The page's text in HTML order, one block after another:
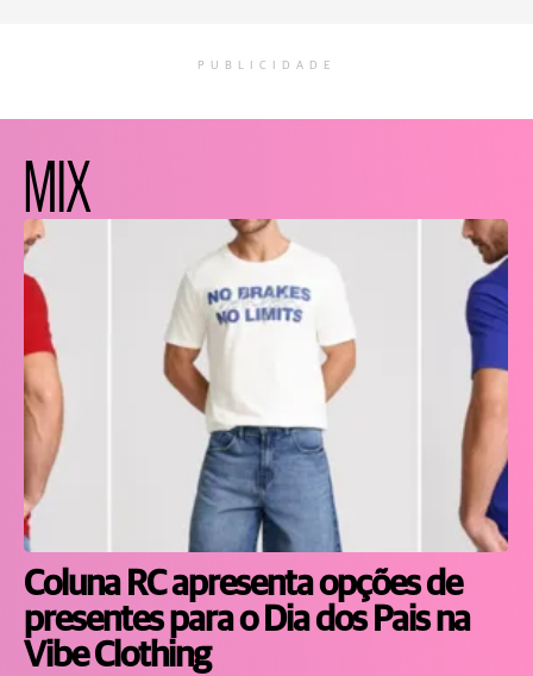
PUBLICIDADE
MIX
Coluna RC apresenta opções de
presentes para o Dia dos Pais na
Vibe Clothing